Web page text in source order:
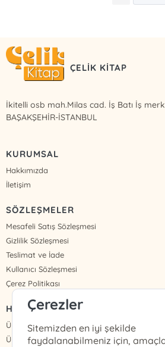
ÇELİK KİTAP
İkitelli osb mah.Milas cad. İş Batı İş
BAŞAKŞEHİR-İSTANBUL
KURUMSAL
Hakkımızda
İletişim
SÖZLEŞMELER
Mesafeli Satış Sözleşmesi
Gizlilik Sözleşmesi
Teslimat ve İade
Kullanıcı Sözleşmesi
Çerez Politikası
HIZLI ERİŞİM
Üye Ol
Üye Giriş
Çerezler
Sitemizden en iyi şekilde
faydalanabilmeniz için,